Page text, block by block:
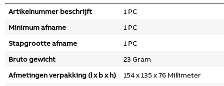
Artikelnummer beschrijft
1 PC
Minimum afname
1 PC
Stapgrootte afname
1 PC
Bruto gewicht
23 Gram
Afmetingen verpakking (l x b x h)
154 x 135 x 76 Millimeter